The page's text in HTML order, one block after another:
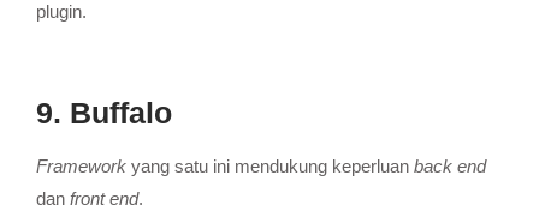
plugin.
9. Buffalo
Framework yang satu ini mendukung keperluan back end
dan front end.